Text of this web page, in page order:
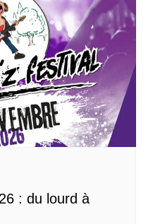
: du lourd à